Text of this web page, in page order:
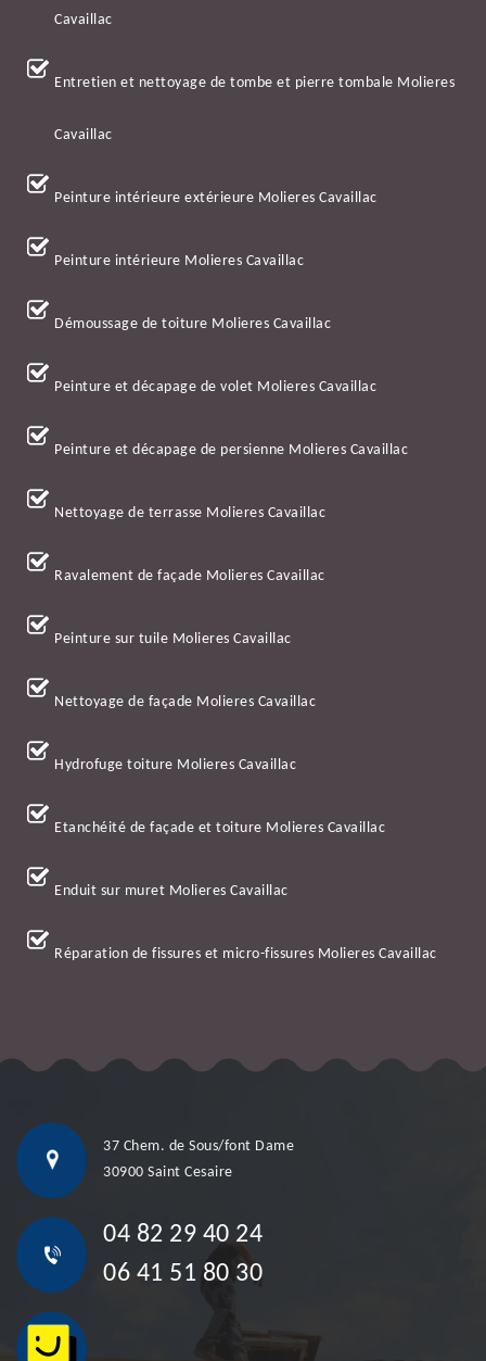
Cavaillac
Entretien et nettoyage de tombe et pierre tombale Molieres
Cavaillac
Peinture intérieure extérieure Molieres Cavaillac
Peinture intérieure Molieres Cavaillac
Démoussage de toiture Molieres Cavaillac
Peinture et décapage de volet Molieres Cavaillac
Peinture et décapage de persienne Molieres Cavaillac
Nettoyage de terrasse Molieres Cavaillac
Ravalement de façade Molieres Cavaillac
Peinture sur tuile Molieres Cavaillac
Nettoyage de façade Molieres Cavaillac
Hydrofuge toiture Molieres Cavaillac
Etanchéité de façade et toiture Molieres Cavaillac
Enduit sur muret Molieres Cavaillac
Réparation de fissures et micro-fissures Molieres Cavaillac
37 Chem. de Sous/font Dame
30900 Saint Cesaire
04 82 29 40 24
06 41 51 80 30